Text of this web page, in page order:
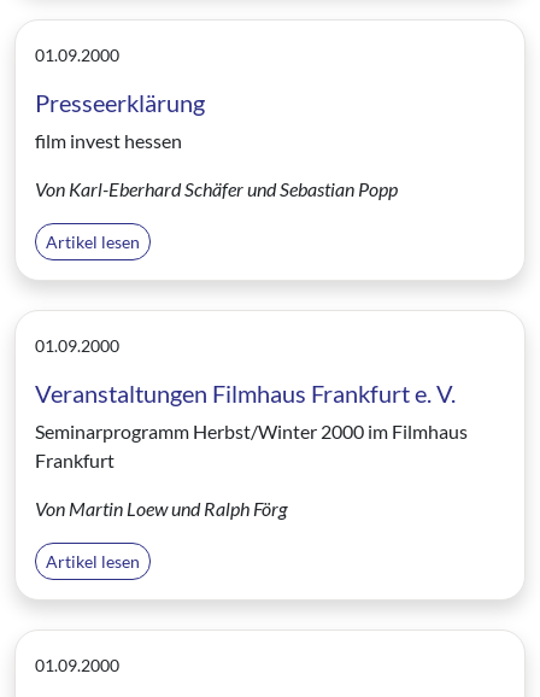
01.09.2000
Presseerklärung
film invest hessen
Von Karl-Eberhard Schäfer und Sebastian Popp
Artikel lesen
01.09.2000
Veranstaltungen Filmhaus Frankfurt e. V.
Seminarprogramm Herbst/Winter 2000 im Filmhaus
Frankfurt
Von Martin Loew und Ralph Förg
Artikel lesen
01.09.2000